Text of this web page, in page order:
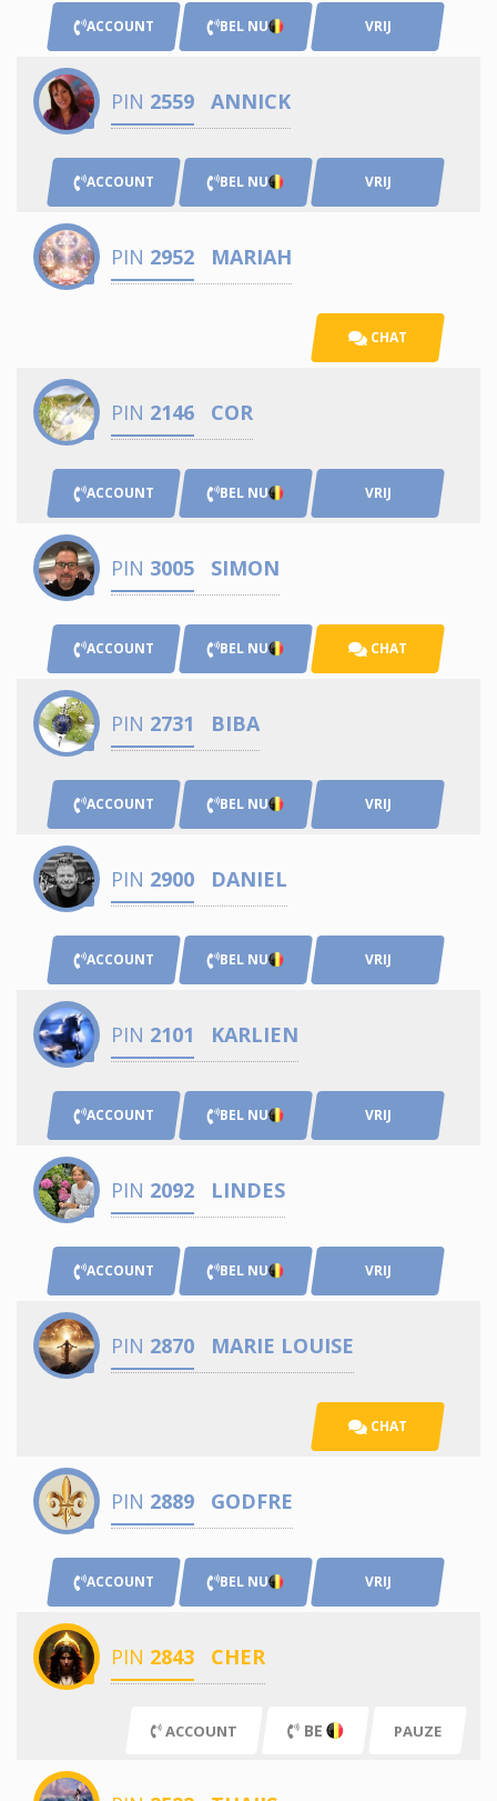
ACCOUNT BEL NU VRIJ
PIN 2559 ANNICK
ACCOUNT BEL NU VRIJ
PIN 2952 MARIAH
CHAT
PIN 2146 COR
ACCOUNT BEL NU VRIJ
PIN 3005 SIMON
ACCOUNT BEL NU CHAT
PIN 2731 BIBA
ACCOUNT BEL NU VRIJ
PIN 2900 DANIEL
ACCOUNT BEL NU VRIJ
PIN 2101 KARLIEN
ACCOUNT BEL NU VRIJ
PIN 2092 LINDES
ACCOUNT BEL NU VRIJ
PIN 2870 MARIE LOUISE
CHAT
PIN 2889 GODFRE
ACCOUNT BEL NU VRIJ
PIN 2843 CHER
ACCOUNT BE PAUZE